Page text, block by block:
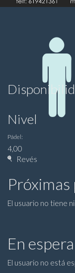
Nivel
Pádel:
4,00
Revés
El usuario no tiene
En
El usuario no está